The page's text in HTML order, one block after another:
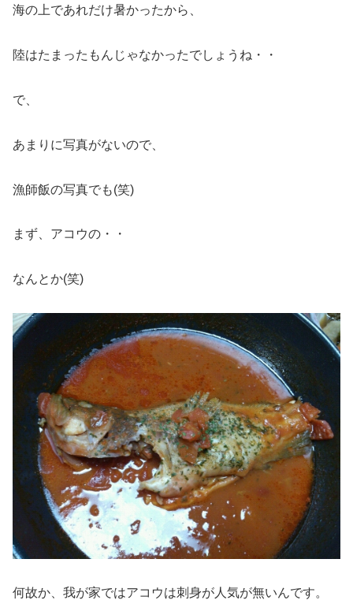
海の上であれだけ暑かったから、
陸はたまったもんじゃなかったでしょうね・・
で、
あまりに写真がないので、
漁師飯の写真でも(笑)
まず、アコウの・・
なんとか(笑)
何故か、我が家ではアコウは刺身が人気が無いんです。